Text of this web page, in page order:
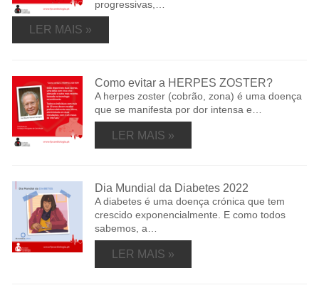
progressivas,…
LER MAIS »
Como evitar a HERPES ZOSTER?
A herpes zoster (cobrão, zona) é uma doença
que se manifesta por dor intensa e…
LER MAIS »
Dia Mundial da Diabetes 2022
A diabetes é uma doença crónica que tem
crescido exponencialmente. E como todos
sabemos, a…
LER MAIS »